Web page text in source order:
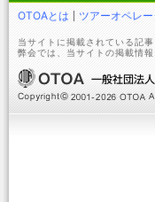
OTOAとは ツアーオペレ
当サイトに掲載されている記
弊会では、当サイトの掲載情